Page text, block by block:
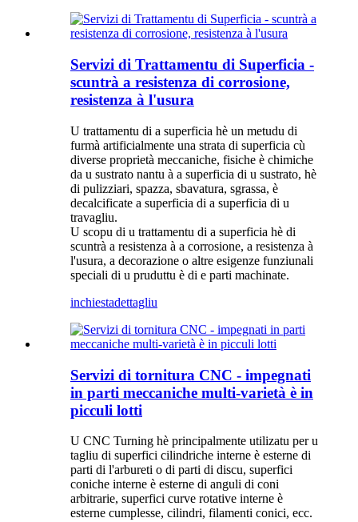
Servizi di Trattamentu di Superficia -
scuntrà a resistenza di corrosione,
resistenza à l'usura
U trattamentu di a superficia hè un metudu di
furmà artificialmente una strata di superficia cù
diverse proprietà meccaniche, fisiche è chimiche
da u sustrato nantu à a superficia di u sustrato, hè
di pulizziari, spazza, sbavatura, sgrassa, è
decalcificate a superficia di a superficia di u
travagliu.
U scopu di u trattamentu di a superficia hè di
scuntrà a resistenza à a corrosione, a resistenza à
l'usura, a decorazione o altre esigenze funziunali
speciali di u pruduttu è di e parti machinate.
inchiestadettagliu
Servizi di tornitura CNC - impegnati
in parti meccaniche multi-varietà è in
picculi lotti
U CNC Turning hè principalmente utilizatu per u
tagliu di superfici cilindriche interne è esterne di
parti di l'arbureti o di parti di discu, superfici
coniche interne è esterne di anguli di coni
arbitrarie, superfici curve rotative interne è
esterne cumplesse, cilindri, filamenti conici, ecc.